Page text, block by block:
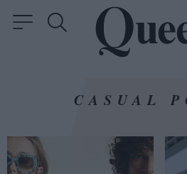
CASUAL